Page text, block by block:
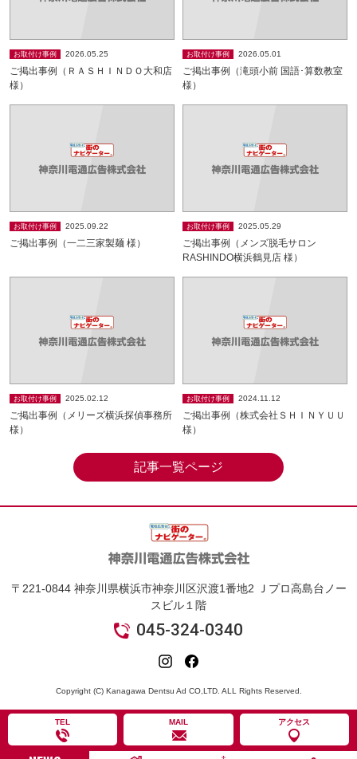
お取付け事例 2026.05.25
ご掲出事例（ＲＡＳＨＩＮＤＯ大和店
様）
お取付け事例 2026.05.01
ご掲出事例（滝頭小前 国語･算数教室
様）
お取付け事例 2025.09.22
ご掲出事例（一二三家製麺 様）
お取付け事例 2025.05.29
ご掲出事例（メンズ脱毛サロン
RASHINDO横浜鶴見店 様）
お取付け事例 2025.02.12
ご掲出事例（メリーズ横浜探偵事務所
様）
お取付け事例 2024.11.12
ご掲出事例（株式会社ＳＨＩＮＹＵＵ
様）
記事一覧ページ
〒221-0844 神奈川県横浜市神奈川区沢渡1番地2 Ｊプロ高島台ノー
スビル１階
045-324-0340
Copyright (C) Kanagawa Dentsu Ad CO,LTD. ALL Rights Reserved.
TEL MAIL アクセス